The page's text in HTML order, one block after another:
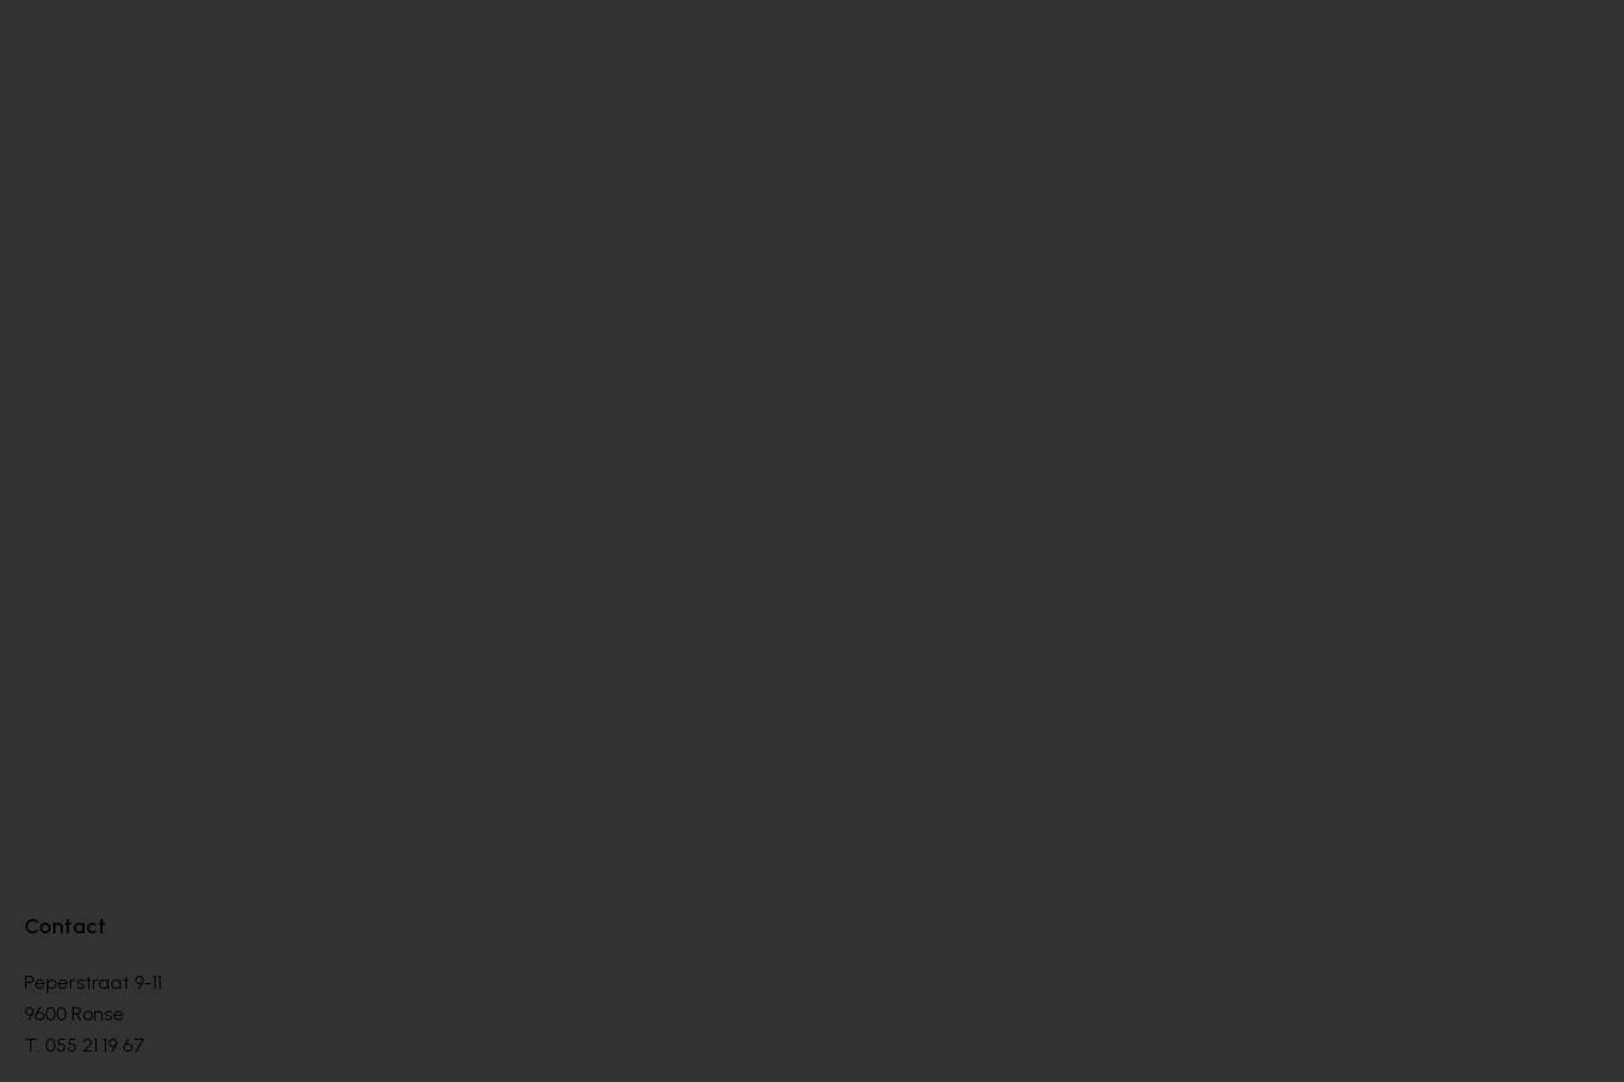
Contact
Peperstraat 9-11
9600 Ronse
T. 055 21 19 67